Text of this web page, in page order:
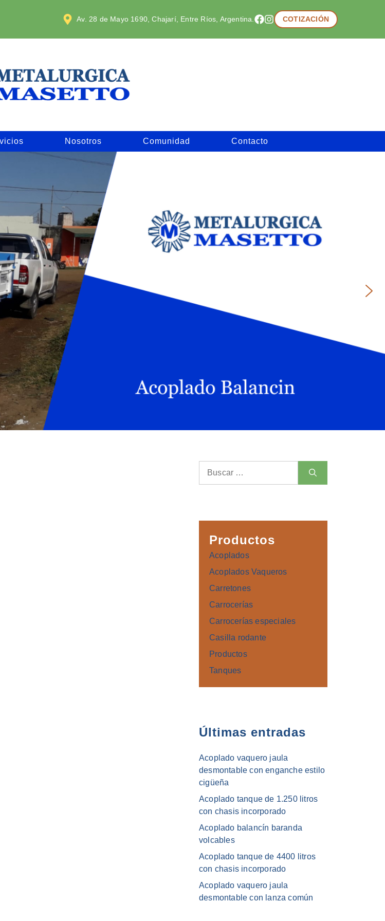
Av. 28 de Mayo 1690, Chajarí, Entre Ríos, Argentina. COTIZACIÓN
Nosotros Comunidad Contacto
Productos
Acoplados
Acoplados Vaqueros
Carretones
Carrocerías
Carrocerías especiales
Casilla rodante
Productos
Tanques
Últimas entradas
Acoplado vaquero jaula
desmontable con enganche estilo
cigüeña
Acoplado tanque de 1.250 litros
con chasis incorporado
Acoplado balancín baranda
volcables
Acoplado tanque de 4400 litros
con chasis incorporado
Acoplado vaquero jaula
desmontable con lanza común